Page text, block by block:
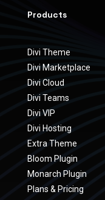
Products
Divi Theme
Divi Marketplace
Divi Cloud
Divi Teams
Divi VIP
Divi Hosting
Extra Theme
Bloom Plugin
Monarch Plugin
Plans & Pricing